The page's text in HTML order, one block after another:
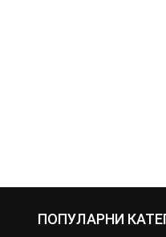
ПОПУЛАРНИ